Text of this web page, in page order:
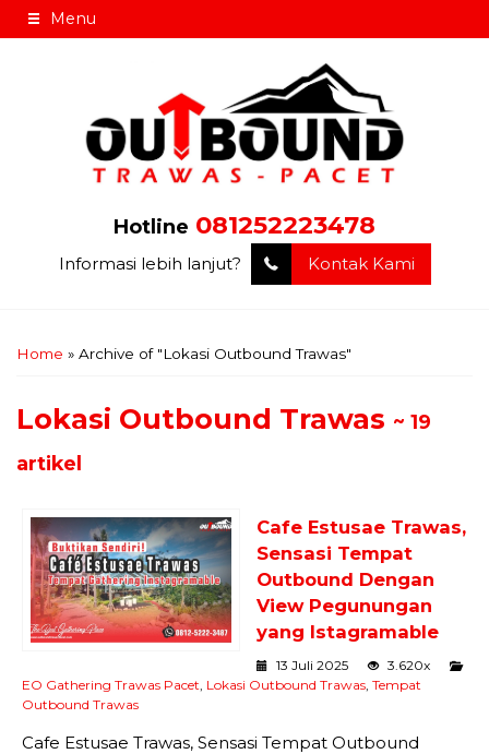
Menu
Hotline 081252223478
Informasi lebih lanjut? Kontak Kami
Home » Archive of "Lokasi Outbound Trawas"
Lokasi Outbound Trawas ~ 19
artikel
Cafe Estusae Trawas,
Sensasi Tempat
Outbound Dengan
View Pegunungan
yang Istagramable
13 Juli 2025
3.620x
EO Gathering Trawas Pacet Lokasi Outbound Trawas Tempat
Outbound Trawas
Cafe Estusae Trawas, Sensasi Tempat Outbound